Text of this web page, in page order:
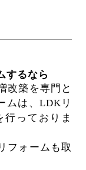
するなら
改築を専門と
ムは、LDKリ
っておりま
フォームも取